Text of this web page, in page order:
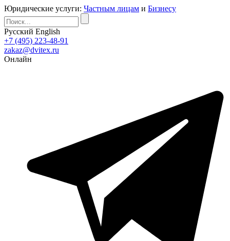
Юридические услуги: Частным лицам и Бизнесу
Русский English
+7 (495) 223-48-91
zakaz@dvitex.ru
Онлайн